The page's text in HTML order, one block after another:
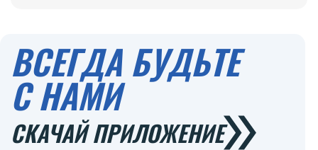
ВСЕГДА БУДЬТЕ
С НАМИ
СКАЧАЙ ПРИЛОЖЕНИЕ